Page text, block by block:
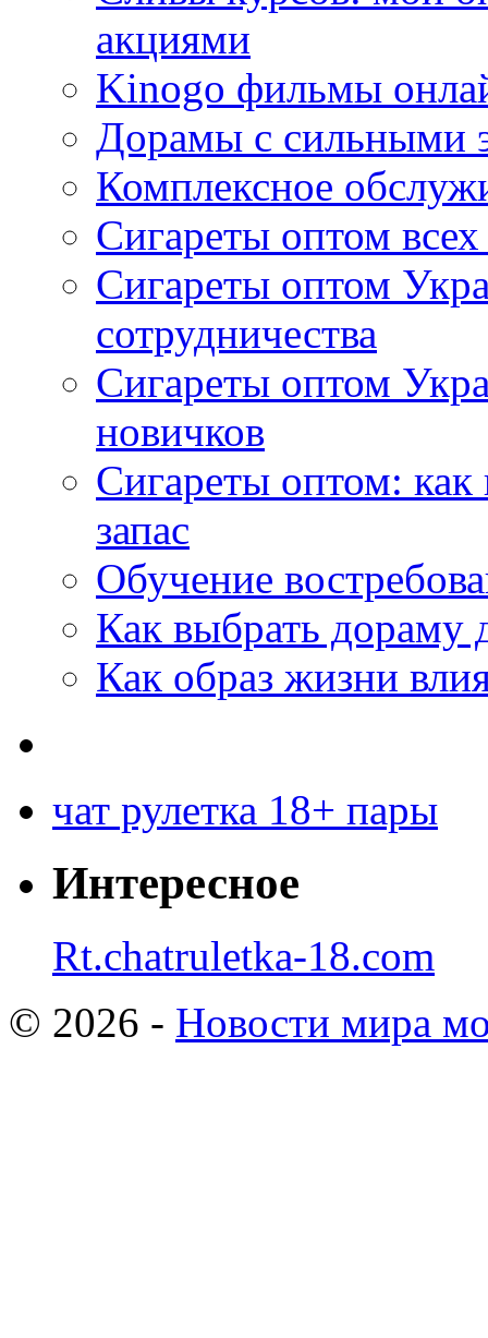
акциями
Kinogo фильмы
Дорамы с сильными
Комплексное
Сигареты оптом
Сигареты оптом
сотрудничества
Сигареты оптом
новичков
Сигареты оптом:
запас
Обучение
Как выбрать дораму
Как образ жизни
чат рулетка 18+ пары
Интересное
Rt.chatruletka-18.com
© 2026 - Новости мира